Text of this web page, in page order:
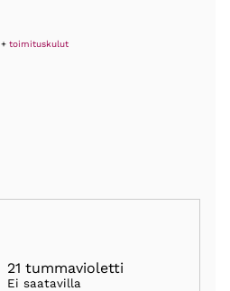
+toimituskulut
21 tummavioletti
Ei saatavilla